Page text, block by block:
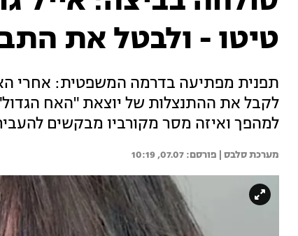
טיטו - ולבטל את
תפנית מפתיעה בדרמה המשפטית: אחרי
לקבל את ההתנצלות של יוצאת "האח
למהפך ואיזה מסר מקורביו מבקשים
מערכת סלבס | 07.07, 10:19